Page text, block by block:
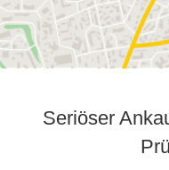
Seriöser